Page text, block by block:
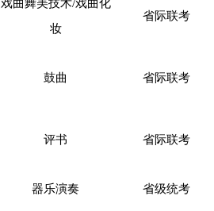
戏曲舞美技术/戏曲化
妆
省际联考
鼓曲 省际联考
评书 省际联考
器乐演奏 省级统考